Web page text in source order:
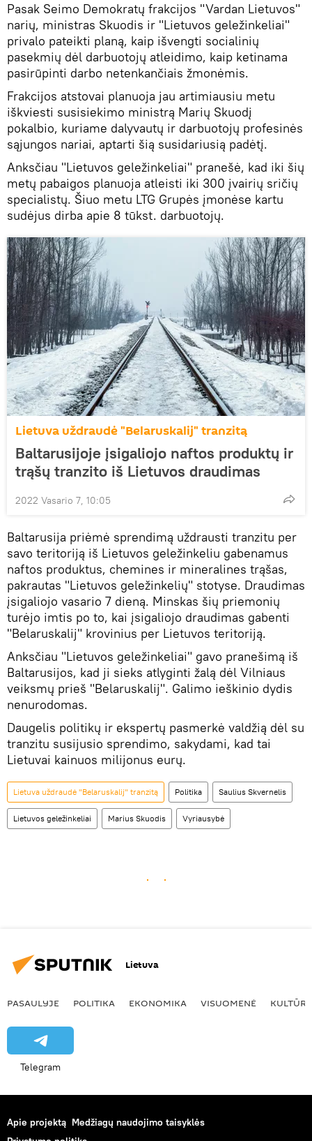
Pasak Seimo Demokratų frakcijos "Vardan Lietuvos"
narių, ministras Skuodis ir "Lietuvos geležinkeliai"
privalo pateikti planą, kaip išvengti socialinių
pasekmių dėl darbuotojų atleidimo, kaip ketinama
pasirūpinti darbo netenkančiais žmonėmis.
Frakcijos atstovai planuoja jau artimiausiu metu
iškviesti susisiekimo ministrą Marių Skuodį
pokalbio, kuriame dalyvautų ir darbuotojų profesinės
sąjungos nariai, aptarti šią susidariusią padėtį.
Anksčiau "Lietuvos geležinkeliai" pranešė, kad iki šių
metų pabaigos planuoja atleisti iki 300 įvairių sričių
specialistų. Šiuo metu LTG Grupės įmonėse kartu
sudėjus dirba apie 8 tūkst. darbuotojų.
Lietuva uždraudė "Belaruskalij" tranzitą
Baltarusijoje įsigaliojo naftos produktų ir
trąšų tranzito iš Lietuvos draudimas
2022 Vasario 7, 10:05
Baltarusija priėmė sprendimą uždrausti tranzitu per
savo teritoriją iš Lietuvos geležinkeliu gabenamus
naftos produktus, chemines ir mineralines trąšas,
pakrautas "Lietuvos geležinkelių" stotyse. Draudimas
įsigaliojo vasario 7 dieną. Minskas šių priemonių
turėjo imtis po to, kai įsigaliojo draudimas gabenti
"Belaruskalij" krovinius per Lietuvos teritoriją.
Anksčiau "Lietuvos geležinkeliai" gavo pranešimą iš
Baltarusijos, kad ji sieks atlyginti žalą dėl Vilniaus
veiksmų prieš "Belaruskalij". Galimo ieškinio dydis
nenurodomas.
Daugelis politikų ir ekspertų pasmerkė valdžią dėl su
tranzitu susijusio sprendimo, sakydami, kad tai
Lietuvai kainuos milijonus eurų.
Lietuva uždraudė "Belaruskalij" tranzitą Politika Saulius Skvernelis
Lietuvos geležinkeliai Marius Skuodis Vyriausybė
Lietuva
PASAULYJE POLITIKA EKONOMIKA VISUOMENĖ KULTŪRA
Telegram
Apie projektą Medžiagų naudojimo taisyklės